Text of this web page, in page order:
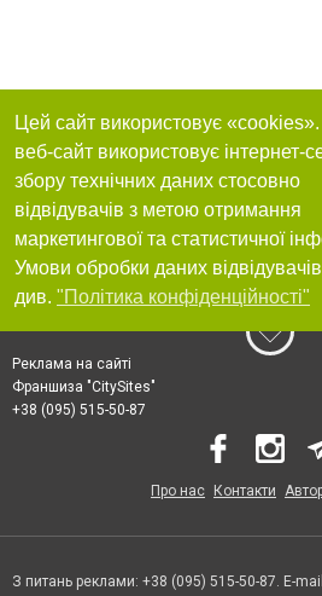
Цей сайт використовує
веб-сайт використовує інтернет-
збору технічних даних стосовно
відвідувачів з метою отримання
маркетингової та статистичної
Умови обробки даних
див. "Політика конфіденційності"
Реклама на сайті
Франшиза "CitySites"
+38 (095) 515-50-87
Про нас Контакти
З питань реклами: +38 (095) 515-50-87. E-